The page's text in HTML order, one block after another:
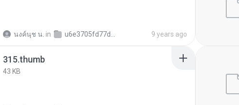
นงค์นุช น. in u6e3705fd77d108dec97cd4c8e20a923a 9 years ago
315.thumb
43 KB